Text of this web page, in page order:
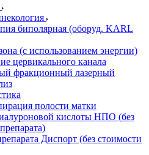
биполярная (оборуд. KARL
(с использованием энергии)
цервикального канала
фракционный лазерный
полости матки
кислоты НПО (без
Диспорт (без стоимости